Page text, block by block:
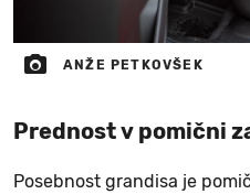
ANŽE PETKOVŠEK
Prednost v pomični
Posebnost grandisa je